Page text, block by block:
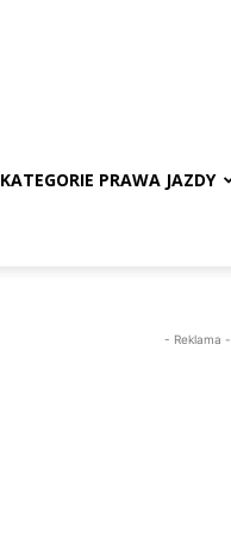
KATEGORIE PRAWA JAZDY
- Reklama -